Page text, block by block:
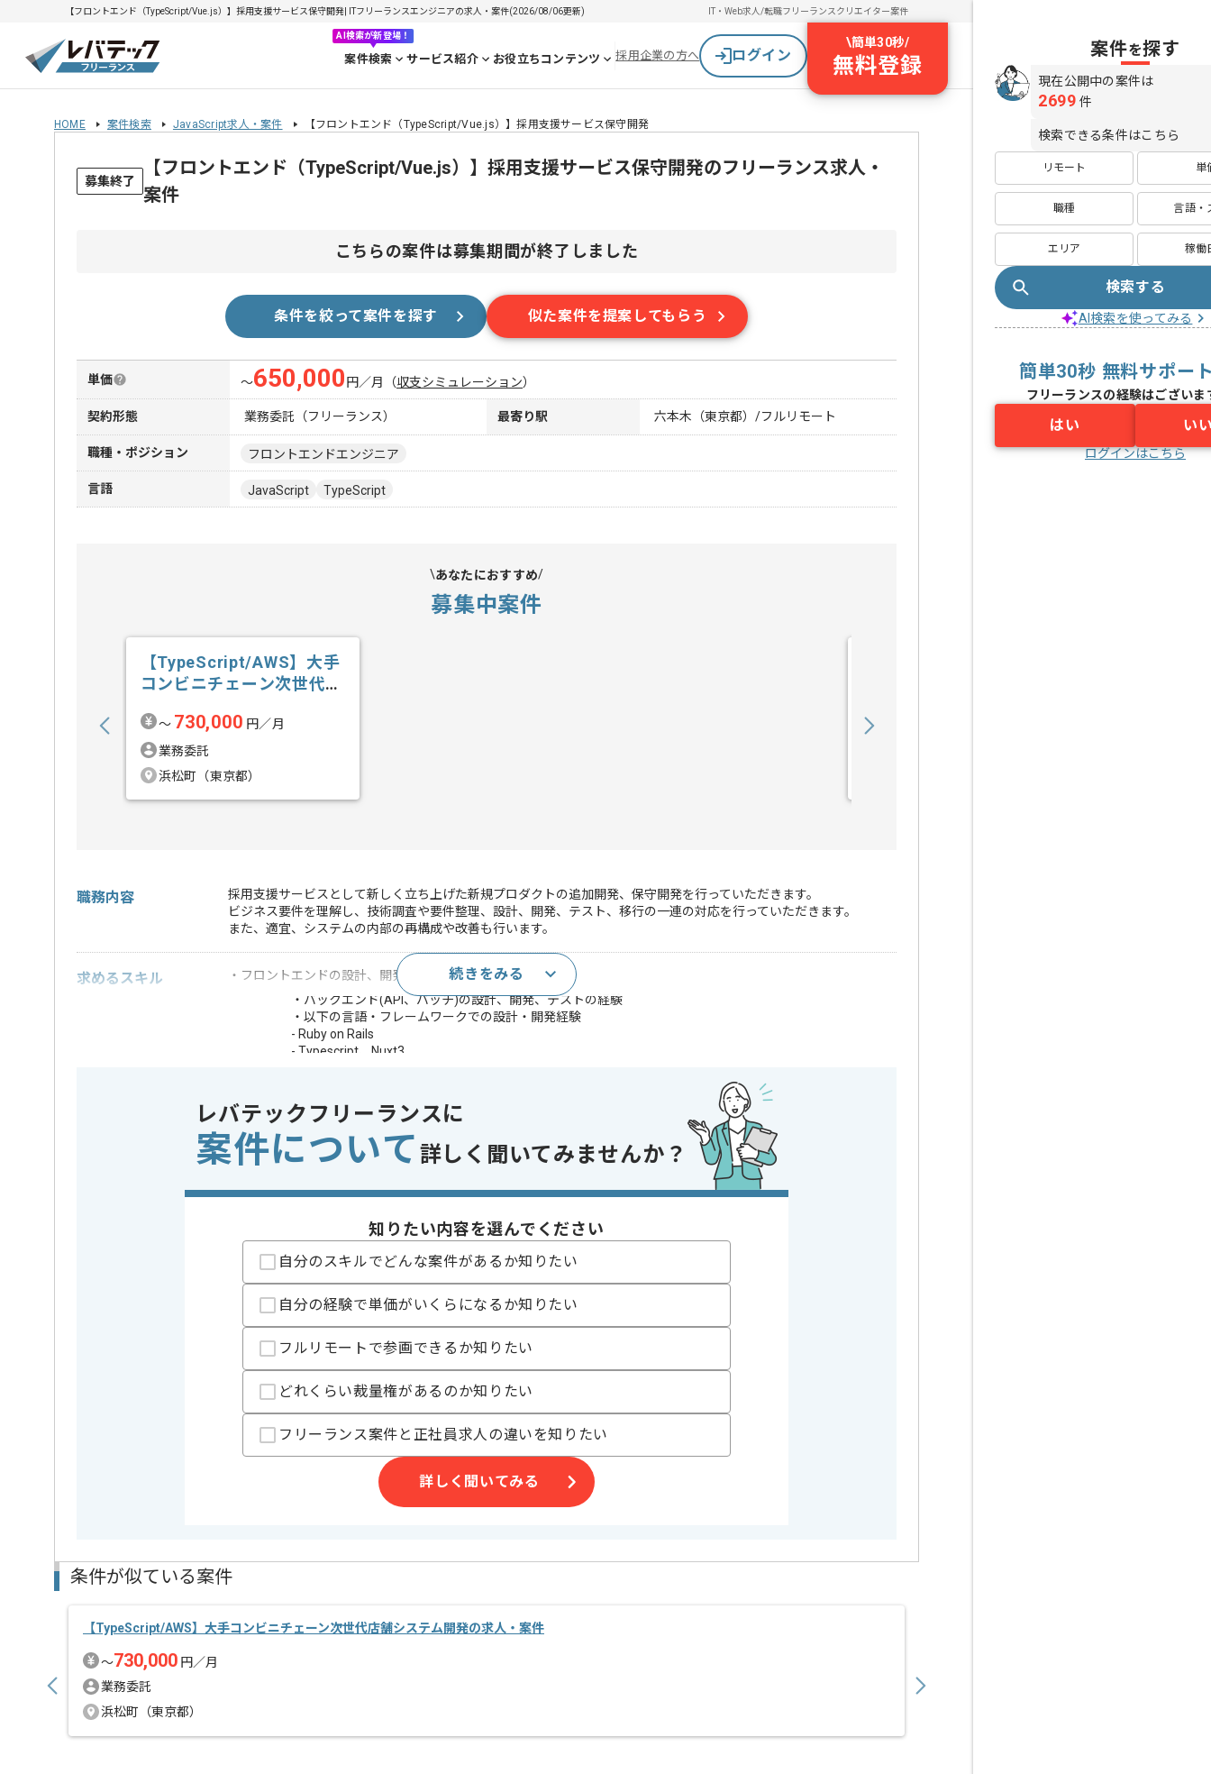
【フロントエンド（TypeScript/Vue.js）】採用支援サービス保守開発| ITフリーランスエンジニアの求人・案件(2026/08/06更新) IT・Web求人/転職フリーランスクリエイター案件
AI検索が新登場！
案件検索 サービス紹介 お役立ちコンテンツ 採用企業の方へ ログイン
\簡単30秒/
無料登録
HOME 案件検索 JavaScript求人・案件 【フロントエンド（TypeScript/Vue.js）】採用支援サービス保守開発
募集終了
【フロントエンド（TypeScript/Vue.js）】採用支援サービス保守開発のフリーランス求人・
案件
こちらの案件は募集期間が終了しました
条件を絞って案件を探す 似た案件を提案してもらう
単価 〜650,000 円／月 （収支シミュレーション）
契約形態 業務委託（フリーランス） 最寄り駅 六本木（東京都）/フルリモート
職種・ポジション フロントエンドエンジニア
言語 JavaScript TypeScript
あなたにおすすめ
募集中案件
【TypeScript/AWS】大手
コンビニチェーン次世代
〜 730,000 円／月
業務委託
浜松町（東京都）
職務内容
採用支援サービスとして新しく立ち上げた新規プロダクトの追加開発、保守開発を行っていただきます。
ビジネス要件を理解し、技術調査や要件整理、設計、開発、テスト、移行の一連の対応を行っていただきます。
また、適宜、システムの内部の再構成や改善も行います。
求めるスキル ・フロントエンドの設計、開発、テストの経験(1年以上)
・バックエンド(API、バッチ)の設計、開発、テストの経験
・以下の言語・フレームワークでの設計・開発経験
- Ruby on Rails
- Typescript、Nuxt3
・未経験言語のキャッチアップ経験
・長期での案件参画経験
※上記に似た経験やスキルをお持ちであれば申し込み可能なケースもございます！まずはお気軽にご相談ください！
この案件で扱う技術 フレームワーク Vue.js , Nuxt.js
業務内容
受託開発
参画実績あり , 長期プロジェクト , 急募
精算条件
有
支払いサイト
クライアントの思いを汲み取り、
続きをみる
レバテックフリーランスに
案件について 詳しく聞いてみませんか？
知りたい内容を選んでください
自分のスキルでどんな案件があるか知りたい
自分の経験で単価がいくらになるか知りたい
フルリモートで参画できるか知りたい
どれくらい裁量権があるのか知りたい
フリーランス案件と正社員求人の違いを知りたい
詳しく聞いてみる
条件が似ている案件
【TypeScript/AWS】大手コンビニチェーン次世代店舗システム開発の求人・案件
〜730,000 円／月
業務委託
浜松町（東京都）
案件を探す
現在公開中の案件は
2699 件
検索できる条件はこちら
リモート 単
職種 言語・
エリア 稼働
検索する
AI検索を使ってみる
簡単30秒 無料サポー
フリーランスの経験はございま
はい い
ログインはこちら